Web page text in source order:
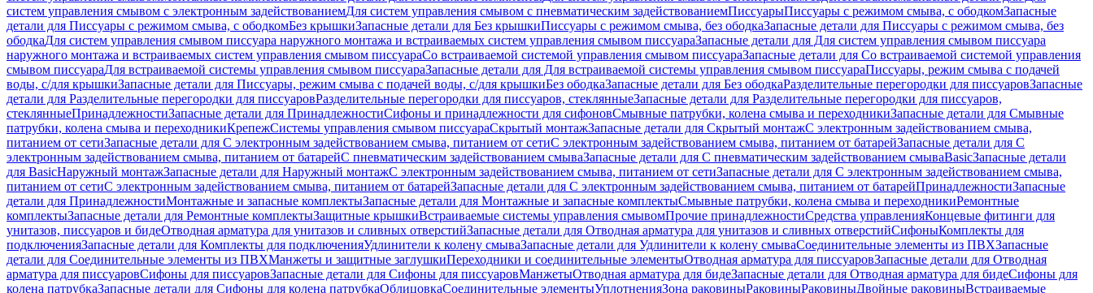
систем управления смывом с электронным задействованиемДля систем управления смывом с пневматическим задействованиемПиссуарыПиссуары с режимом смыва, с ободкомЗапасные
детали для Писсуары с режимом смыва, с ободкомБез крышкиЗапасные детали для Без крышкиПиссуары с режимом смыва, без ободкаЗапасные детали для Писсуары с режимом смыва, без
ободкаДля систем управления смывом писсуара наружного монтажа и встраиваемых систем управления смывом писсуараЗапасные детали для Для систем управления смывом писсуара
наружного монтажа и встраиваемых систем управления смывом писсуараСо встраиваемой системой управления смывом писсуараЗапасные детали для Со встраиваемой системой управления
смывом писсуараДля встраиваемой системы управления смывом писсуараЗапасные детали для Для встраиваемой системы управления смывом писсуараПиссуары, режим смыва с подачей
воды, с/для крышкиЗапасные детали для Писсуары, режим смыва с подачей воды, с/для крышкиБез ободкаЗапасные детали для Без ободкаРазделительные перегородки для писсуаровЗапасные
детали для Разделительные перегородки для писсуаровРазделительные перегородки для писсуаров, стеклянныеЗапасные детали для Разделительные перегородки для писсуаров,
стеклянныеПринадлежностиЗапасные детали для ПринадлежностиСифоны и принадлежности для сифоновСмывные патрубки, колена смыва и переходникиЗапасные детали для Смывные
патрубки, колена смыва и переходникиКрепежСистемы управления смывом писсуараСкрытый монтажЗапасные детали для Скрытый монтажС электронным задействованием смыва,
питанием от сетиЗапасные детали для С электронным задействованием смыва, питанием от сетиС электронным задействованием смыва, питанием от батарейЗапасные детали для С
электронным задействованием смыва, питанием от батарейС пневматическим задействованием смываЗапасные детали для С пневматическим задействованием смываBasicЗапасные детали
для BasicНаружный монтажЗапасные детали для Наружный монтажС электронным задействованием смыва, питанием от сетиЗапасные детали для С электронным задействованием смыва,
питанием от сетиС электронным задействованием смыва, питанием от батарейЗапасные детали для С электронным задействованием смыва, питанием от батарейПринадлежностиЗапасные
детали для ПринадлежностиМонтажные и запасные комплектыЗапасные детали для Монтажные и запасные комплектыСмывные патрубки, колена смыва и переходникиРемонтные
комплектыЗапасные детали для Ремонтные комплектыЗащитные крышкиВстраиваемые системы управления смывомПрочие принадлежностиСредства управленияКонцевые фитинги для
унитазов, писсуаров и бидеОтводная арматура для унитазов и сливных отверстийЗапасные детали для Отводная арматура для унитазов и сливных отверстийСифоныКомплекты для
подключенияЗапасные детали для Комплекты для подключенияУдлинители к колену смываЗапасные детали для Удлинители к колену смываСоединительные элементы из ПВХЗапасные
детали для Соединительные элементы из ПВХМанжеты и защитные заглушкиПереходники и соединительные элементыОтводная арматура для писсуаровЗапасные детали для Отводная
арматура для писсуаровCифоны для писсуаровЗапасные детали для Cифоны для писсуаровМанжетыОтводная арматура для бидеЗапасные детали для Отводная арматура для бидеСифоны для
колена патрубкаЗапасные детали для Сифоны для колена патрубкаОблицовкаСоединительные элементыУплотненияЗона раковиныРаковиныРаковиныДвойные раковиныВстраиваемые